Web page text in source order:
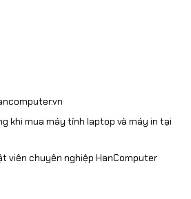
khi mua máy tính laptop và máy in tại
viên chuyên nghiệp HanComputer